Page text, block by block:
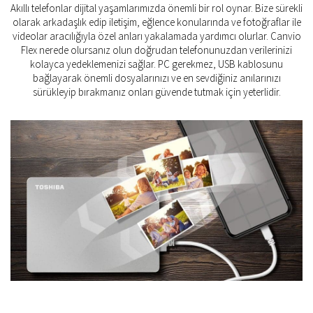
Akıllı telefonlar dijital yaşamlarımızda önemli bir rol oynar. Bize sürekli
olarak arkadaşlık edip iletişim, eğlence konularında ve fotoğraflar ile
videolar aracılığıyla özel anları yakalamada yardımcı olurlar. Canvio
Flex nerede olursanız olun doğrudan telefonunuzdan verilerinizi
kolayca yedeklemenizi sağlar. PC gerekmez, USB kablosunu
bağlayarak önemli dosyalarınızı ve en sevdiğiniz anılarınızı
sürükleyip bırakmanız onları güvende tutmak için yeterlidir.